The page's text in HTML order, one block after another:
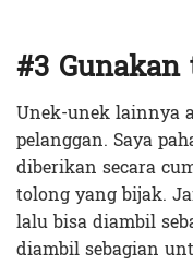
#3
Unek-unek lainnya
pelanggan. Saya
diberikan secara
tolong yang bijak.
lalu bisa diambil
diambil sebagian